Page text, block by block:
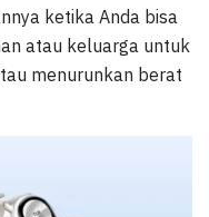
ketika Anda bisa
atau keluarga untuk
menurunkan berat